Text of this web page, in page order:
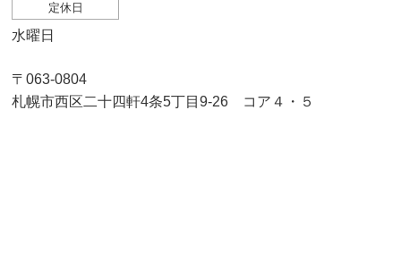
定休日
水曜日
〒063-0804
札幌市西区二十四軒4条5丁目9-26 コア４・５